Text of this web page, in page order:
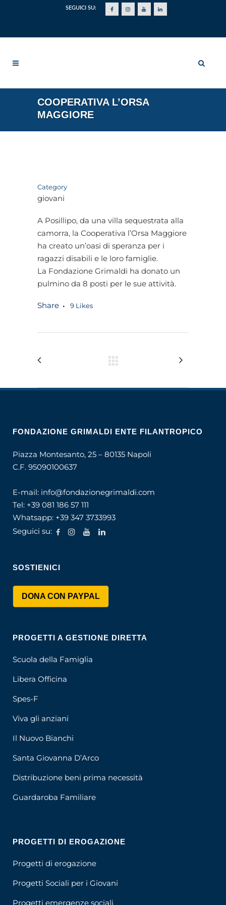
SEGUICI SU:
COOPERATIVA L’ORSA
MAGGIORE
Category
giovani
A Posillipo, da una villa sequestrata alla
camorra, la Cooperativa l’Orsa Maggiore
ha creato un’oasi di speranza per i
ragazzi disabili e le loro famiglie.
La Fondazione Grimaldi ha donato un
pulmino da 8 posti per le sue attività.
Share 9 Likes
FONDAZIONE GRIMALDI ENTE FILANTROPICO
Piazza Montesanto, 25 – 80135 Napoli
C.F. 95090100637
E-mail: info@fondazionegrimaldi.com
Tel: +39 081 186 57 111
Whatsapp: +39 347 3733993
Seguici su:
SOSTIENICI
DONA CON PAYPAL
PROGETTI A GESTIONE DIRETTA
Scuola della Famiglia
Libera Officina
Spes-F
Viva gli anziani
Il Nuovo Bianchi
Santa Giovanna D’Arco
Distribuzione beni prima necessità
Guardaroba Familiare
PROGETTI DI EROGAZIONE
Progetti di erogazione
Progetti Sociali per i Giovani
Progetti emergenze sociali